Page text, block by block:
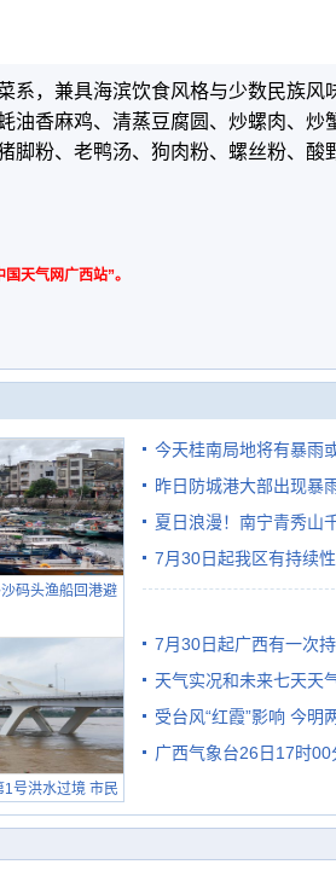
系，兼具海滨饮食风格与少数民族风
油香麻鸡、清蒸豆腐圆、炒螺肉、炒
脚粉、老鸭汤、狗肉粉、螺丝粉、酸
天气网广西站”。
码头渔船回港避
号洪水过境 市民
况
今天桂南局地将有暴雨
需继续防范
昨日防城港大部出现暴
雨
夏日浪漫！南宁青秀山
7月30日起我区有持续
7月30日起广西有一次
天气实况和未来七天天
受台风“红霞”影响 今明
有较强降雨
广西气象台26日17时